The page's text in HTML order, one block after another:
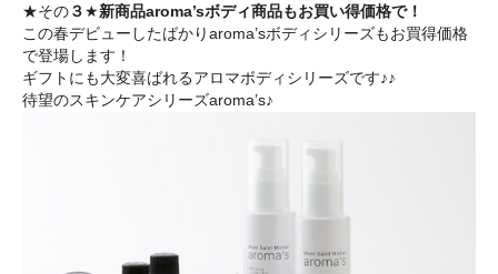
★その３★新商品aroma’sボディ商品もお買い得価格で！
この春デビューしたばかりaroma’sボディシリーズもお買得価格
で登場します！
ギフトにも大変喜ばれるアロマボディシリーズです♪♪
待望のスキンケアシリーズaroma’s♪